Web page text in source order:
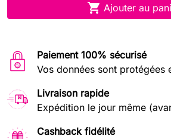
 Ajouter au
Paiement 100% sécurisé
Vos données sont protégées
Livraison rapide
Expédition le jour même
Cashback fidélité